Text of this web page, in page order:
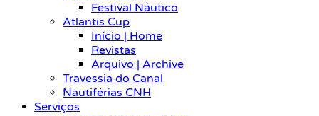
Festival Náutico
Atlantis Cup
Início | Home
Revistas
Arquivo | Archive
Travessia do Canal
Nautiférias CNH
Serviços